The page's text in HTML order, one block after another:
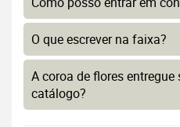
O que escrever na faixa?
A coroa de flores
catálogo?